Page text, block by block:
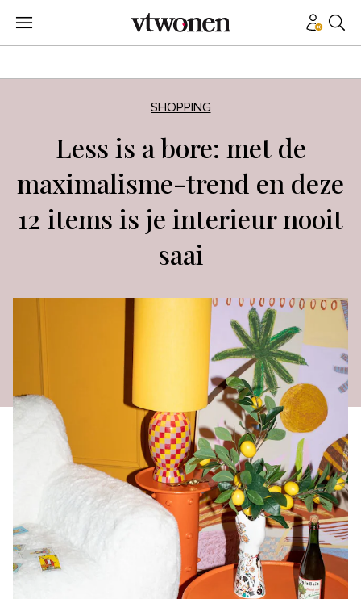
SHOPPING
Less is a bore: met de
maximalisme-trend en deze
12 items is je interieur nooit
saai